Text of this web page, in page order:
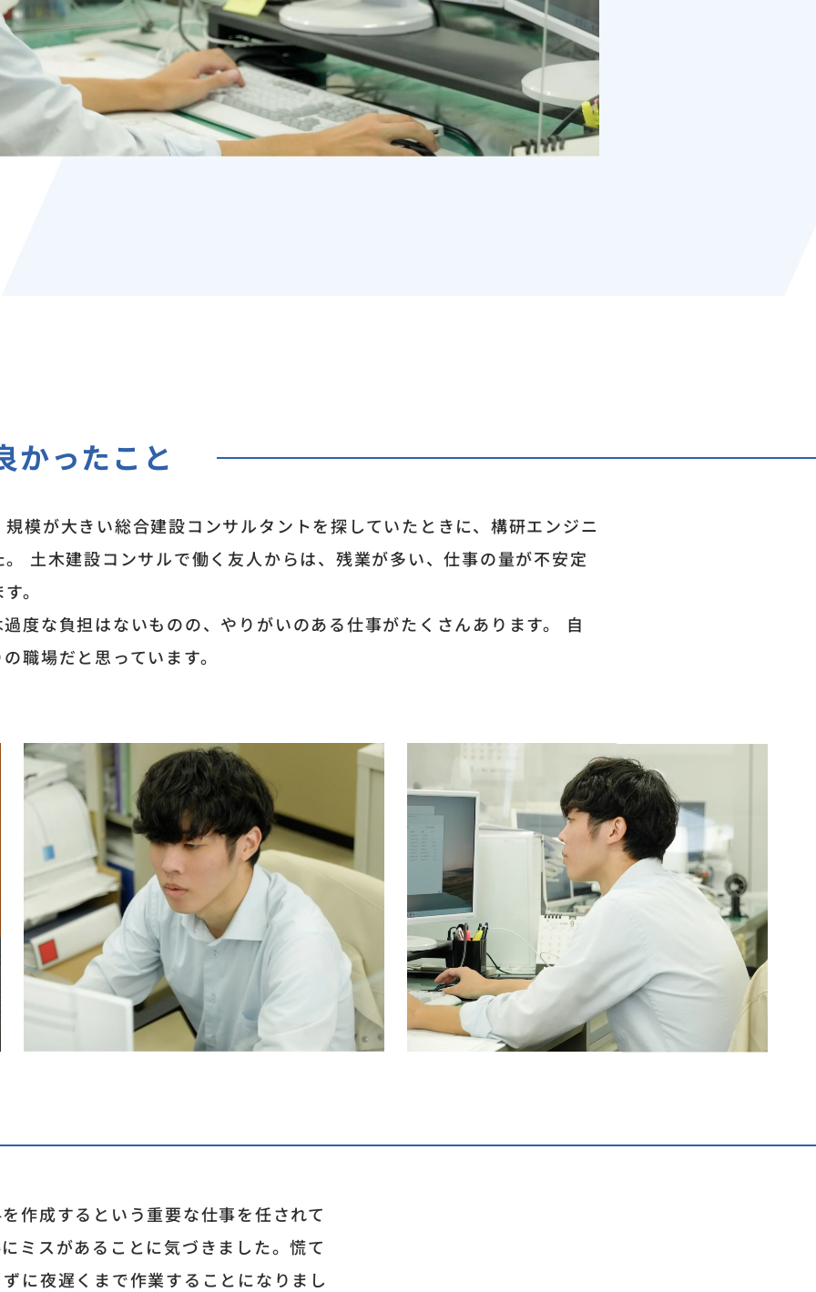
かったこと
模が大きい総合建設コンサルタントを探していたときに、構研エンジニ
土木建設コンサルで働く友人からは、残業が多い、仕事の量が不安定
。
度な負担はないものの、やりがいのある仕事がたくさんあります。 自
職場だと思っています。
作成するという重要な仕事を任されて
ミスがあることに気づきました。慌て
に夜遅くまで作業することになりまし